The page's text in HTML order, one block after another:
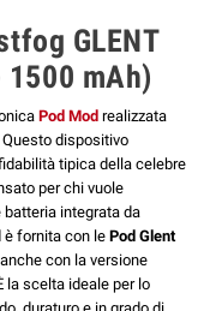
GLENT
1500 mAh)
Pod Mod realizzata
dispositivo
tipica della celebre
per chi vuole
batteria integrata da
è fornita con lePod Glent
con la versione
la scelta ideale per lo